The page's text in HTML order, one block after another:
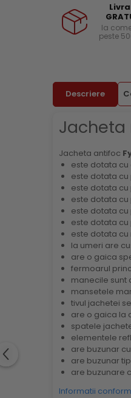
Curele si bretele
Genunchiere
Buzunare externe
Echipamente specializate
Echipamente muncitori
Echipamente mulgatori
Echipamente trimeri
Masti protectie
Manusi protectie
Casti si antifoane
Menghine si prese
la
peste
Descriere
Jacheta
Jacheta antifoc
este dotata
este dotata cu
este dotata cu
este dotata cu
este dotata
este dotata
este dotata cu
la umeri are
are o gaica
fermoarul
manecile sunt
mansetele
tivul jachetei
are o gaica la
spatele
elementele
are buzunar
are buzunar
are buzunare
Informatii